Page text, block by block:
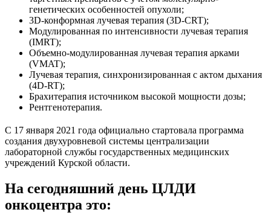
генетических особенностей опухоли;
3D-конформная лучевая терапия (3D-CRT);
Модулированная по интенсивности лучевая терапия
(IMRT);
Объемно-модулированная лучевая терапия арками
(VMAT);
Лучевая терапия, синхронизированная с актом дыхания
(4D-RT);
Брахитерапия источником высокой мощности дозы;
Рентгенотерапия.
С 17 января 2021 года официально стартовала программа
создания двухуровневой системы централизации
лабораторной службы государственных медицинских
учреждений Курской области.
На сегодняшний день ЦЛДИ
онкоцентра это: